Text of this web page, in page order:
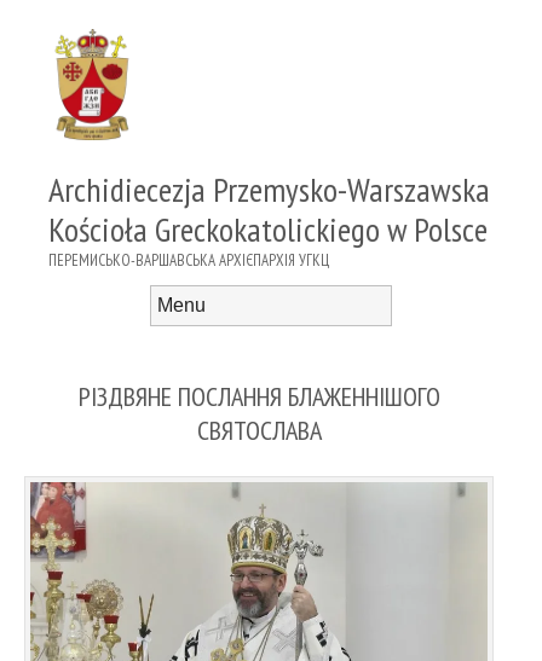
Archidiecezja Przemysko-Warszawska
Kościoła Greckokatolickiego w Polsce
ПЕРЕМИСЬКО-ВАРШАВСЬКА АРХІЄПАРХІЯ УГКЦ
РІЗДВЯНЕ ПОСЛАННЯ БЛАЖЕННІШОГО
СВЯТОСЛАВА